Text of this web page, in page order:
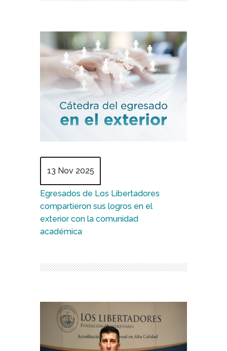
13 Nov 2025
Egresados de Los Libertadores
compartieron sus logros en el
exterior con la comunidad
académica